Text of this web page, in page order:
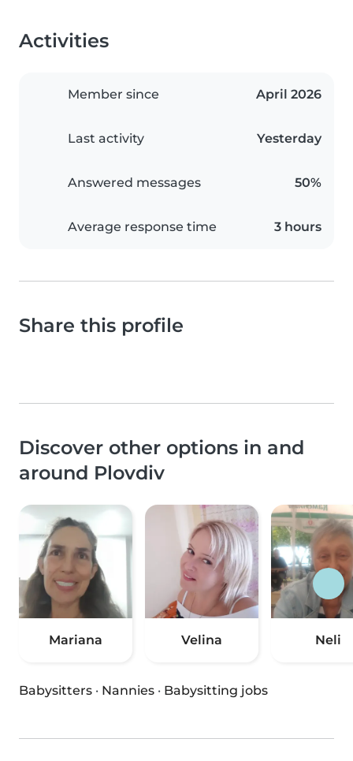
Activities
Member since April 2026
Last activity Yesterday
Answered messages 50%
Average response time 3 hours
Share this profile
Discover other options in and
around Plovdiv
Mariana Velina Neli
Babysitters · Nannies · Babysitting jobs